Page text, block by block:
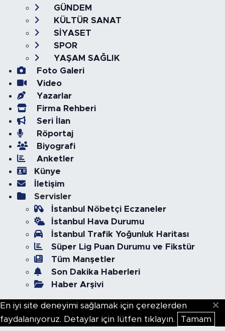
GÜNDEM
KÜLTÜR SANAT
SİYASET
SPOR
YAŞAM SAĞLIK
Foto Galeri
Video
Yazarlar
Firma Rehberi
Seri İlan
Röportaj
Biyografi
Anketler
Künye
İletişim
Servisler
İstanbul Nöbetçi Eczaneler
İstanbul Hava Durumu
İstanbul Trafik Yoğunluk Haritası
Süper Lig Puan Durumu ve Fikstür
Tüm Manşetler
Son Dakika Haberleri
Haber Arşivi
En iyi site deneyimi sağlamak için çerezlerden
faydalanıyoruz. Detaylar için lütfen tıklayın.
Tamam